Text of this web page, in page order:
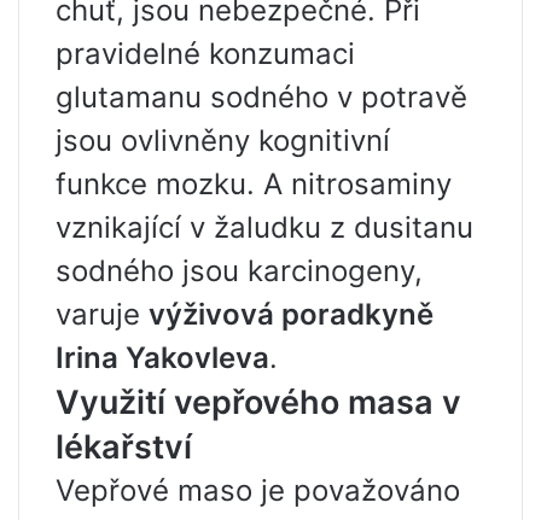
chuť, jsou nebezpečné. Při
pravidelné konzumaci
glutamanu sodného v potravě
jsou ovlivněny kognitivní
funkce mozku. A nitrosaminy
vznikající v žaludku z dusitanu
sodného jsou karcinogeny,
varuje výživová poradkyně
Irina Yakovleva.
Využití vepřového masa v
lékařství
Vepřové maso je považováno